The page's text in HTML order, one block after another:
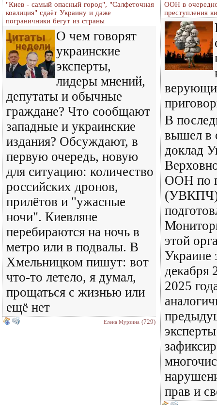
"Киев - самый опасный город", "Салфеточная
коалиция" сдаёт Украину и даже
пограничники бегут из страны
О чем говорят
украинские
эксперты,
лидеры мнений,
депутаты и обычные
граждане? Что сообщают
западные и украинские
издания? Обсуждают, в
первую очередь, новую
для ситуацию: количество
российских дронов,
прилётов и "ужасные
ночи". Киевляне
перебираются на ночь в
метро или в подвалы. В
Хмельницком пишут: вот
что-то летело, я думал,
прощаться с жизнью или
ещё нет
Елена Мурзина (729)
ООН в
преступления
В
вышел в
доклад
ООН по
этой
Украине
декабря
2025
прав и